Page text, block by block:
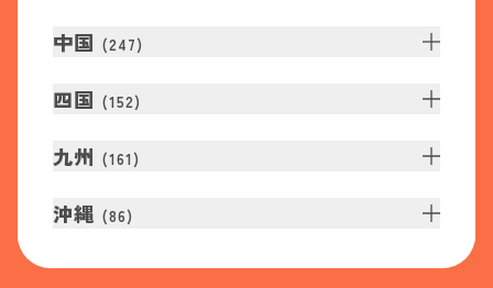
中国 (247)
四国 (152)
九州 (161 )
沖縄 (86)